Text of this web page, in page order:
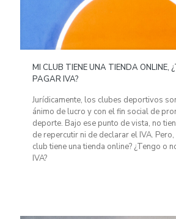
MI CLUB TIENE UNA TIENDA ONLINE,
PAGAR IVA?
Jurídicamente, los clubes deportivos
ánimo de lucro y con el fin social de
deporte. Bajo ese punto de vista, no
de repercutir ni de declarar el IVA.
club tiene una tienda online? ¿Tengo o
IVA?